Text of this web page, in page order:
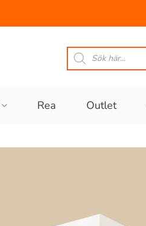
Produktsökning
Rea Outlet